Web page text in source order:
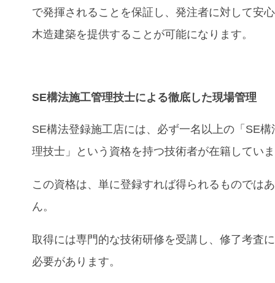
で発揮されることを保証し、発注者に対して安
木造建築を提供することが可能になります。
SE構法施工管理技士による徹底した現場管理
SE構法登録施工店には、必ず一名以上の「SE構
理技士」という資格を持つ技術者が在籍してい
この資格は、単に登録すれば得られるものでは
ん。
取得には専門的な技術研修を受講し、修了考査
必要があります。